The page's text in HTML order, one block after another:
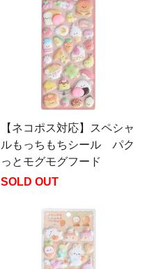
【ネコポス対応】スペシャ
ルもっちもちシール パク
っとモグモグフード
SOLD OUT